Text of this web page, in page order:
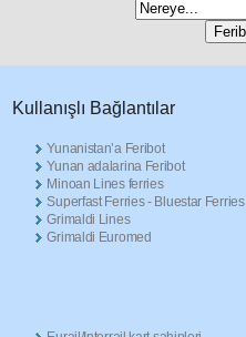
Κullanışlı Βağlantılar
Yunanistan’a Feribot
Yunan adalarina Feribot
Minoan Lines ferries
Superfast Ferries - Bluestar Ferries
Grimaldi Lines
Grimaldi Euromed